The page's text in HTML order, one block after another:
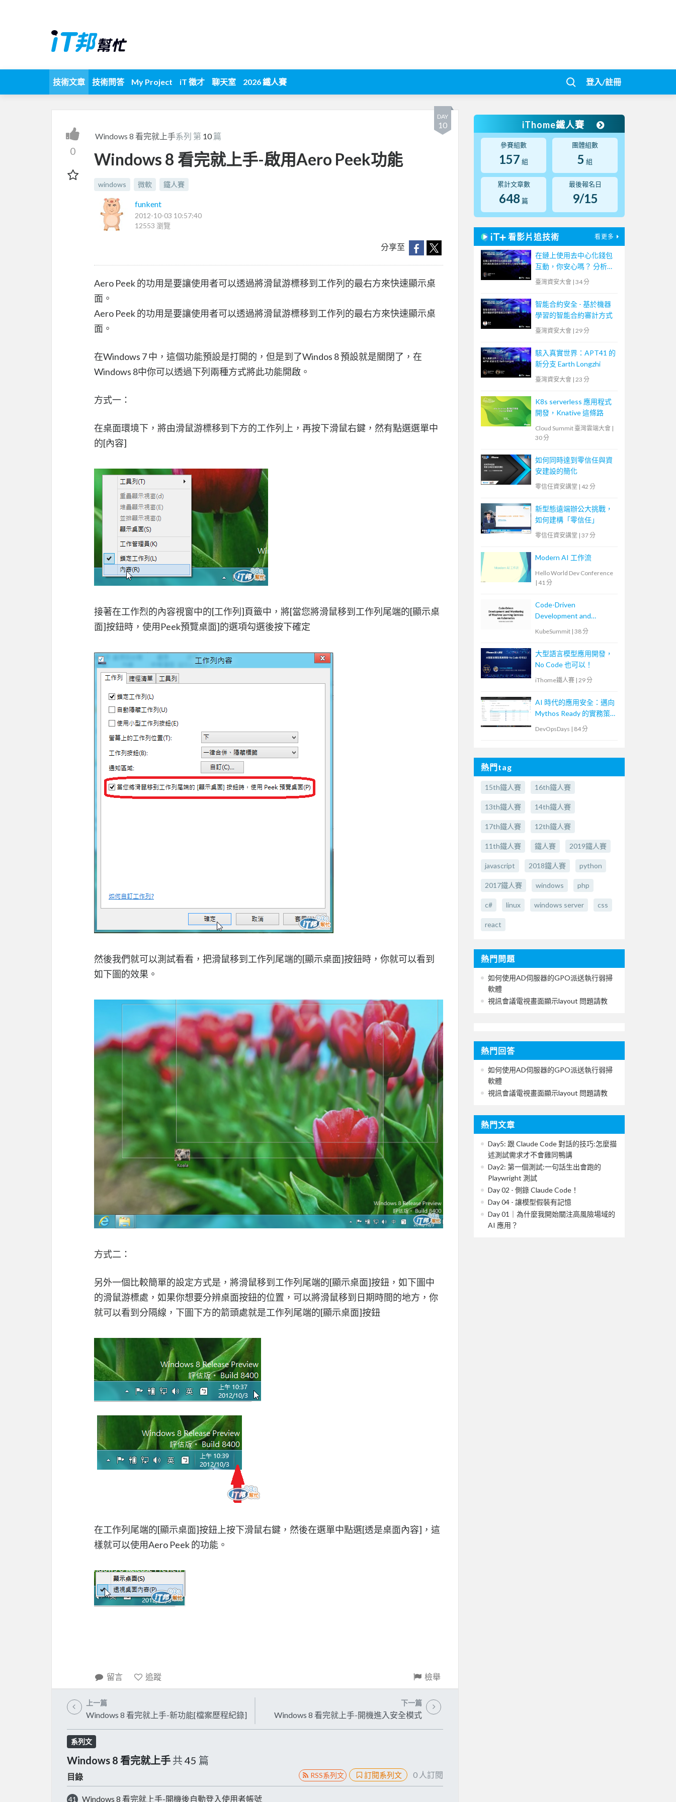
技術文章 技術問答 My Project iT 徵才 聊天室 2026 鐵人賽 登入/註冊
DAY
10
0
Windows 8 看完就上手系列 第 10篇
Windows 8 看完就上手-啟用Aero Peek功能
windows 微軟 鐵人賽
funkent
2012-10-03 10:57:40
12553 瀏覽
分享至
Aero Peek 的功用是要讓使用者可以透過將滑鼠游標移到工作列的最右方來快速顯示桌
面。
Aero Peek 的功用是要讓使用者可以透過將滑鼠游標移到工作列的最右方來快速顯示桌
面。
在Windows 7 中，這個功能預設是打開的，但是到了Windos 8 預設就是關閉了，在
Windows 8中你可以透過下列兩種方式將此功能開啟。
方式一：
在桌面環境下，將由滑鼠游標移到下方的工作列上，再按下滑鼠右鍵，然有點選選單中
的[內容]
接著在工作烈的內容視窗中的[工作列]頁籤中，將[當您將滑鼠移到工作列尾端的[顯示桌
面]按鈕時，使用Peek預覽桌面]的選項勾選後按下確定
然後我們就可以測試看看，把滑鼠移到工作列尾端的[顯示桌面]按鈕時，你就可以看到
如下圖的效果。
方式二：
另外一個比較簡單的設定方式是，將滑鼠移到工作列尾端的[顯示桌面]按鈕，如下圖中
的滑鼠游標處，如果你想要分辨桌面按鈕的位置，可以將滑鼠移到日期時間的地方，你
就可以看到分隔線，下圖下方的箭頭處就是工作列尾端的[顯示桌面]按鈕
在工作列尾端的[顯示桌面]按鈕上按下滑鼠右鍵，然後在選單中點選[透是桌面內容]，這
樣就可以使用Aero Peek 的功能。
留言 追蹤 檢舉
上一篇
Windows 8 看完就上手-新功能[檔案歷程紀錄]
下一篇
Windows 8 看完就上手-開機進入安全模式
系列文
Windows 8 看完就上手 共 45 篇
目錄 RSS系列文 訂閱系列文 0 人訂閱
41 Windows 8 看完就上手-開機後自動登入使用者帳號
iThome鐵人賽
參賽組數
157 組
團體組數
5 組
累計文章數
648 篇
最後報名日
9/15
看影片追技術 看更多
在鏈上使用去中心化錢包
互動，你安心嗎？ 分析與
比較目前流行的去中心化
臺灣資安大會 | 34 分
智能合約安全 - 基於機器
學習的智能合約審計方式
臺灣資安大會 | 29 分
駭入真實世界：APT41 的
新分支 Earth Longzhi
臺灣資安大會 | 23 分
K8s serverless 應用程式
開發，Knative 這條路
Cloud Summit 臺灣雲端大會 |
30 分
如何同時達到零信任與資
安建設的簡化
零信任資安講堂 | 42 分
新型態遠端辦公大挑戰，
如何建構「零信任」
零信任資安講堂 | 37 分
Modern AI 工作流
Hello World Dev Conference
| 41 分
Code-Driven
Development and
Monitoring of Machine
Kubernetes
KubeSummit | 38 分
大型語言模型應用開發，
No Code 也可以！
iThome鐵人賽 | 29 分
AI 時代的應用安全：邁向
Mythos Ready 的實務策
DevOpsDays | 84 分
熱門tag
15th鐵人賽 16th鐵人賽
13th鐵人賽 14th鐵人賽
17th鐵人賽 12th鐵人賽
11th鐵人賽 鐵人賽 2019鐵人賽
javascript 2018鐵人賽 python
2017鐵人賽 windows php
c# linux windows server css
react
熱門問題
如何使用AD伺服器的GPO派送執行弱掃
軟體
視訊會議電視畫面顯示layout 問題請教
熱門回答
如何使用AD伺服器的GPO派送執行弱掃
軟體
視訊會議電視畫面顯示layout 問題請教
熱門文章
Day5: 跟 Claude Code 對話的技巧:怎麼描
述測試需求才不會雞同鴨講
Day2: 第一個測試:一句話生出會跑的
Playwright 測試
Day 02 - 側錄 Claude Code！
Day 04 - 讓模型假裝有記憶
Day 01｜為什麼我開始關注高風險場域的
AI 應用？